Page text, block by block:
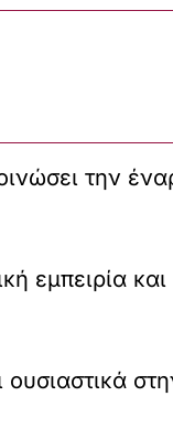
την
και